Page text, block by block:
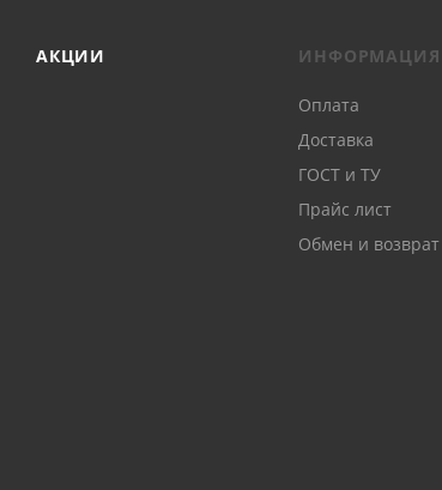
АКЦИИ ИНФОРМАЦИЯ
Оплата
Доставка
ГОСТ и ТУ
Прайс лист
Обмен и возврат